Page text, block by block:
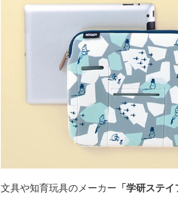
文具や知育玩具のメーカー 「学研ステ